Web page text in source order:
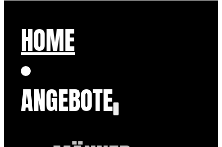
HOME
ANGEBOTE